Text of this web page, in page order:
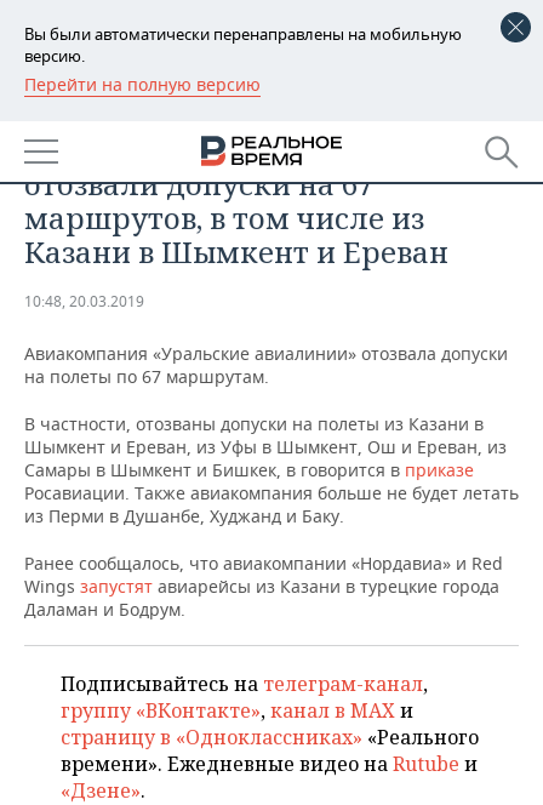
Вы были автоматически перенаправлены на мобильную
версию.
Перейти на полную версию
РЕГИОНЫ
БАШКОРТОСТАН
ТАТАРСТАН
УДМУРТИЯ
НОВОСТИ
АНАЛИТИКА
НОВОСТИ АНАЛИТИКИ
ДЕКЛАРАЦИИ О ДОХОДАХ
КОРОЛИ ГОСЗАКАЗА ПФО
ВУЗЫ ТАТАРСТАНА
КОМУ ПРИНАДЛЕЖАТ
ТОРГОВЫЕ ЦЕНТРЫ
ТАТАРСТАНА
ЭКОНОМИКА
НОВОСТИ ЭКОНОМИКИ
ФИНАНСЫ
БАНКИ
БЮДЖЕТ
ИНВЕСТИЦИИ
ПРОМЫШЛЕННОСТЬ
НОВОСТИ
ПРОМЫШЛЕННОСТИ
АГРОПРОМ
МАШИНОСТРОЕНИЕ
НЕФТЕХИМИЯ
НЕФТЬ
ЭНЕРГЕТИКА
НЕДВИЖИМОСТЬ
НОВОСТИ НЕДВИЖИМОСТИ
АВТО
НОВОСТИ АВТО
БИЗНЕС
НОВОСТИ БИЗНЕСА
РОЗНИЧНАЯ ТОРГОВЛЯ
ТРАНСПОРТ
УСЛУГИ
ТЕХНОЛОГИИ
НОВОСТИ ТЕХНОЛОГИЙ
IT
МЕДИА
ТЕЛЕКОММУНИКАЦИИ
МЕРОПРИЯТИЯ
НОВОСТИ МЕРОПРИЯТИЙ
ВЫЕЗДНАЯ РЕДАКЦИЯ
БИЗНЕС-БРАНЧИ
СПОРТ
НОВОСТИ СПОРТА
ФУТБОЛ
ОБЩЕСТВО
НОВОСТИ ОБЩЕСТВА
ФОТОГАЛЕРЕЯ
«Уральские авиалинии»
отозвали допуски на 67
маршрутов, в том числе из
Казани в Шымкент и Ереван
10:48, 20.03.2019
Авиакомпания «Уральские авиалинии» отозвала допуски
на полеты по 67 маршрутам.
В частности, отозваны допуски на полеты из Казани в
Шымкент и Ереван, из Уфы в Шымкент, Ош и Ереван, из
Самары в Шымкент и Бишкек, в говорится в приказе
Росавиации. Также авиакомпания больше не будет летать
из Перми в Душанбе, Худжанд и Баку.
Ранее сообщалось, что авиакомпании «Нордавиа» и Red
Wings запустят авиарейсы из Казани в турецкие города
Даламан и Бодрум.
Подписывайтесь на телеграм-канал,
группу «ВКонтакте»,канал в MAXи
страницу в «Одноклассниках» «Реального
времени». Ежедневные видео наRutube и
«Дзене».